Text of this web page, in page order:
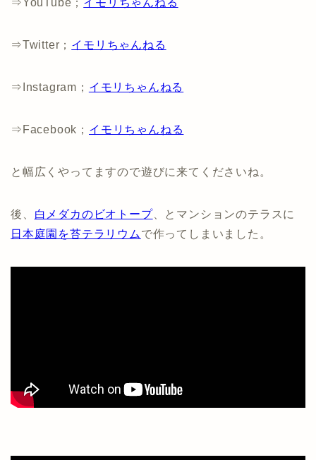
⇒YouTube； イモリちゃんねる
⇒Twitter； イモリちゃんねる
⇒Instagram； イモリちゃんねる
⇒Facebook； イモリちゃんねる
と幅広くやってますので遊びに来てくださいね。
後、 白メダカのビオトープ、とマンションのテラスに
日本庭園を苔テラリウムで作ってしまいました。